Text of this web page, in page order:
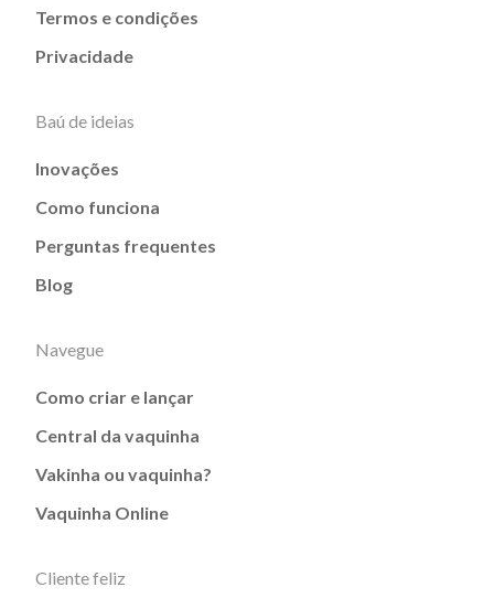
Termos e condições
Privacidade
Baú de ideias
Inovações
Como funciona
Perguntas frequentes
Blog
Navegue
Como criar e lançar
Central da vaquinha
Vakinha ou vaquinha?
Vaquinha Online
Cliente feliz